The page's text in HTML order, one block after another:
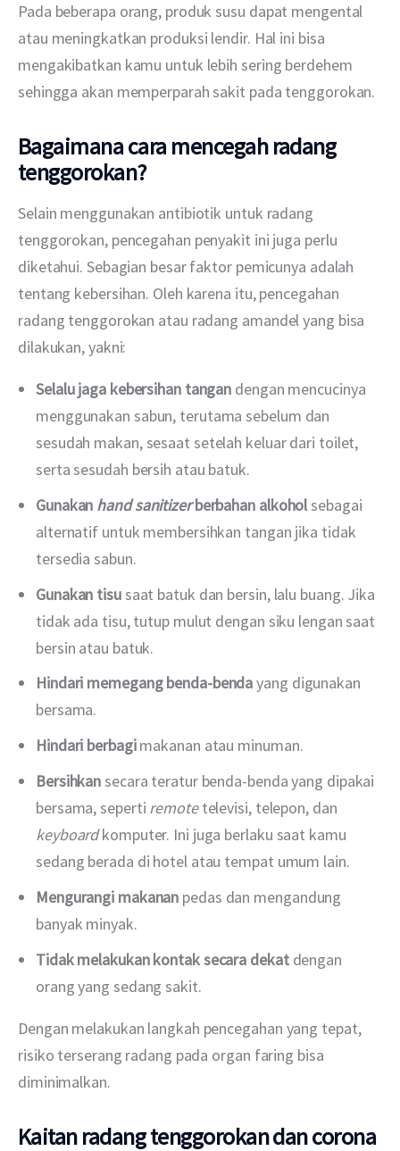
Pada beberapa orang, produk susu dapat mengental
atau meningkatkan produksi lendir. Hal ini bisa
mengakibatkan kamu untuk lebih sering berdehem
sehingga akan memperparah sakit pada tenggorokan.
Bagaimana cara mencegah radang
tenggorokan?
Selain menggunakan antibiotik untuk radang
tenggorokan, pencegahan penyakit ini juga perlu
diketahui. Sebagian besar faktor pemicunya adalah
tentang kebersihan. Oleh karena itu, pencegahan
radang tenggorokan atau radang amandel yang bisa
dilakukan, yakni:
Selalu jaga kebersihan tangan dengan mencucinya
menggunakan sabun, terutama sebelum dan
sesudah makan, sesaat setelah keluar dari toilet,
serta sesudah bersih atau batuk.
Gunakan hand sanitizerberbahan alkoholsebagai
alternatif untuk membersihkan tangan jika tidak
tersedia sabun.
Gunakan tisusaat batuk dan bersin, lalu buang. Jika
tidak ada tisu, tutup mulut dengan siku lengan saat
bersin atau batuk.
Hindari memegang benda-bendayang digunakan
bersama.
Hindari berbagimakanan atau minuman.
Bersihkansecara teratur benda-benda yang dipakai
bersama, seperti remotetelevisi, telepon, dan
keyboardkomputer. Ini juga berlaku saat kamu
sedang berada di hotel atau tempat umum lain.
Mengurangi makanan pedas dan mengandung
banyak minyak.
Tidak melakukan kontak secara dekat dengan
orang yang sedang sakit.
Dengan melakukan langkah pencegahan yang tepat,
risiko terserang radang pada organ faring bisa
diminimalkan.
Kaitan radang tenggorokan dan corona